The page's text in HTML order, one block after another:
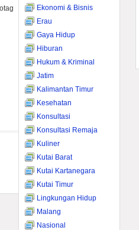
Ekonomi & Bisnis
Erau
Gaya Hidup
Hiburan
Hukum & Kriminal
Jatim
Kalimantan Timur
Kesehatan
Konsultasi
Konsultasi Remaja
Kuliner
Kutai Barat
Kutai Kartanegara
Kutai Timur
Lingkungan Hidup
Malang
Nasional